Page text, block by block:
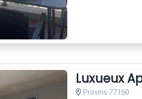
Luxueux
Provins 77160